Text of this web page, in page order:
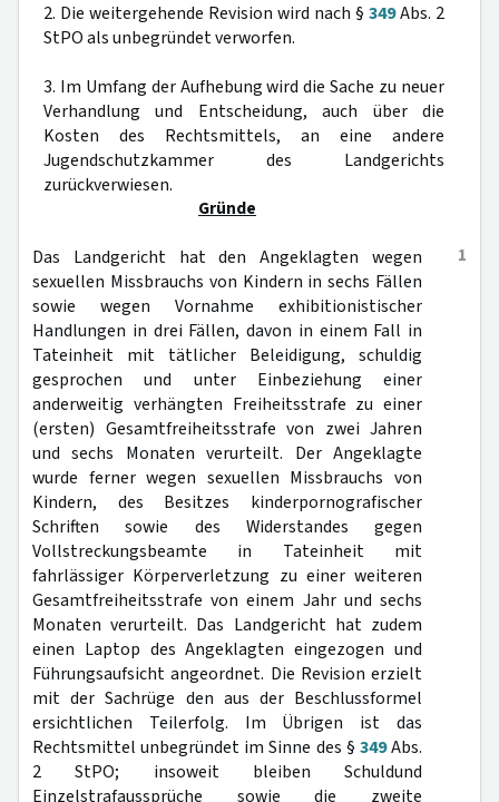
2. Die weitergehende Revision wird nach § 349Abs. 2
StPO als unbegründet verworfen.
3. Im Umfang der Aufhebung wird die Sache zu neuer
Verhandlung und Entscheidung, auch über die
Kosten des Rechtsmittels, an eine andere
Jugendschutzkammer des Landgerichts
zurückverwiesen.
Gründe
1
Das Landgericht hat den Angeklagten wegen
sexuellen Missbrauchs von Kindern in sechs Fällen
sowie wegen Vornahme exhibitionistischer
Handlungen in drei Fällen, davon in einem Fall in
Tateinheit mit tätlicher Beleidigung, schuldig
gesprochen und unter Einbeziehung einer
anderweitig verhängten Freiheitsstrafe zu einer
(ersten) Gesamtfreiheitsstrafe von zwei Jahren
und sechs Monaten verurteilt. Der Angeklagte
wurde ferner wegen sexuellen Missbrauchs von
Kindern, des Besitzes kinderpornografischer
Schriften sowie des Widerstandes gegen
Vollstreckungsbeamte in Tateinheit mit
fahrlässiger Körperverletzung zu einer weiteren
Gesamtfreiheitsstrafe von einem Jahr und sechs
Monaten verurteilt. Das Landgericht hat zudem
einen Laptop des Angeklagten eingezogen und
Führungsaufsicht angeordnet. Die Revision erzielt
mit der Sachrüge den aus der Beschlussformel
ersichtlichen Teilerfolg. Im Übrigen ist das
Rechtsmittel unbegründet im Sinne des § 349Abs.
2 StPO; insoweit bleiben Schuldund
Einzelstrafaussprüche sowie die zweite